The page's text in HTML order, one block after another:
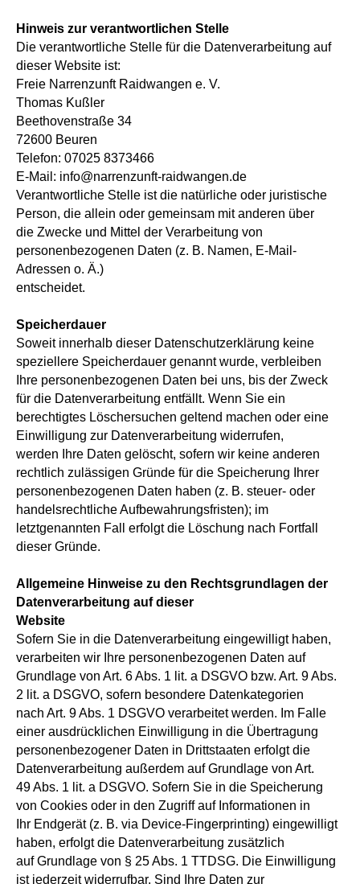
Hinweis zur verantwortlichen Stelle
Die verantwortliche Stelle für die Datenverarbeitung auf
dieser Website ist:
Freie Narrenzunft Raidwangen e. V.
Thomas Kußler
Beethovenstraße 34
72600 Beuren
Telefon: 07025 8373466
E-Mail: info@narrenzunft-raidwangen.de
Verantwortliche Stelle ist die natürliche oder juristische
Person, die allein oder gemeinsam mit anderen über
die Zwecke und Mittel der Verarbeitung von
personenbezogenen Daten (z. B. Namen, E-Mail-
Adressen o. Ä.)
entscheidet.
Speicherdauer
Soweit innerhalb dieser Datenschutzerklärung keine
speziellere Speicherdauer genannt wurde, verbleiben
Ihre personenbezogenen Daten bei uns, bis der Zweck
für die Datenverarbeitung entfällt. Wenn Sie ein
berechtigtes Löschersuchen geltend machen oder eine
Einwilligung zur Datenverarbeitung widerrufen,
werden Ihre Daten gelöscht, sofern wir keine anderen
rechtlich zulässigen Gründe für die Speicherung Ihrer
personenbezogenen Daten haben (z. B. steuer- oder
handelsrechtliche Aufbewahrungsfristen); im
letztgenannten Fall erfolgt die Löschung nach Fortfall
dieser Gründe.
Allgemeine Hinweise zu den Rechtsgrundlagen der
Datenverarbeitung auf dieser
Website
Sofern Sie in die Datenverarbeitung eingewilligt haben,
verarbeiten wir Ihre personenbezogenen Daten auf
Grundlage von Art. 6 Abs. 1 lit. a DSGVO bzw. Art. 9 Abs.
2 lit. a DSGVO, sofern besondere Datenkategorien
nach Art. 9 Abs. 1 DSGVO verarbeitet werden. Im Falle
einer ausdrücklichen Einwilligung in die Übertragung
personenbezogener Daten in Drittstaaten erfolgt die
Datenverarbeitung außerdem auf Grundlage von Art.
49 Abs. 1 lit. a DSGVO. Sofern Sie in die Speicherung
von Cookies oder in den Zugriff auf Informationen in
Ihr Endgerät (z. B. via Device-Fingerprinting) eingewilligt
haben, erfolgt die Datenverarbeitung zusätzlich
auf Grundlage von § 25 Abs. 1 TTDSG. Die Einwilligung
ist jederzeit widerrufbar. Sind Ihre Daten zur